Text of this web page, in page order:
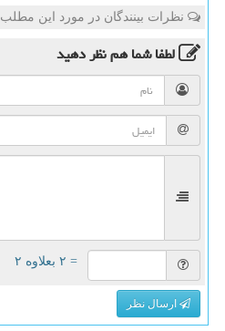
نظرات بینندگان در مورد این مطلب
لطفا شما همنظر دهید
= ۲ بعلاوه ۲
ارسال نظر